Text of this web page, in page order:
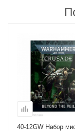
40-12GW Набор